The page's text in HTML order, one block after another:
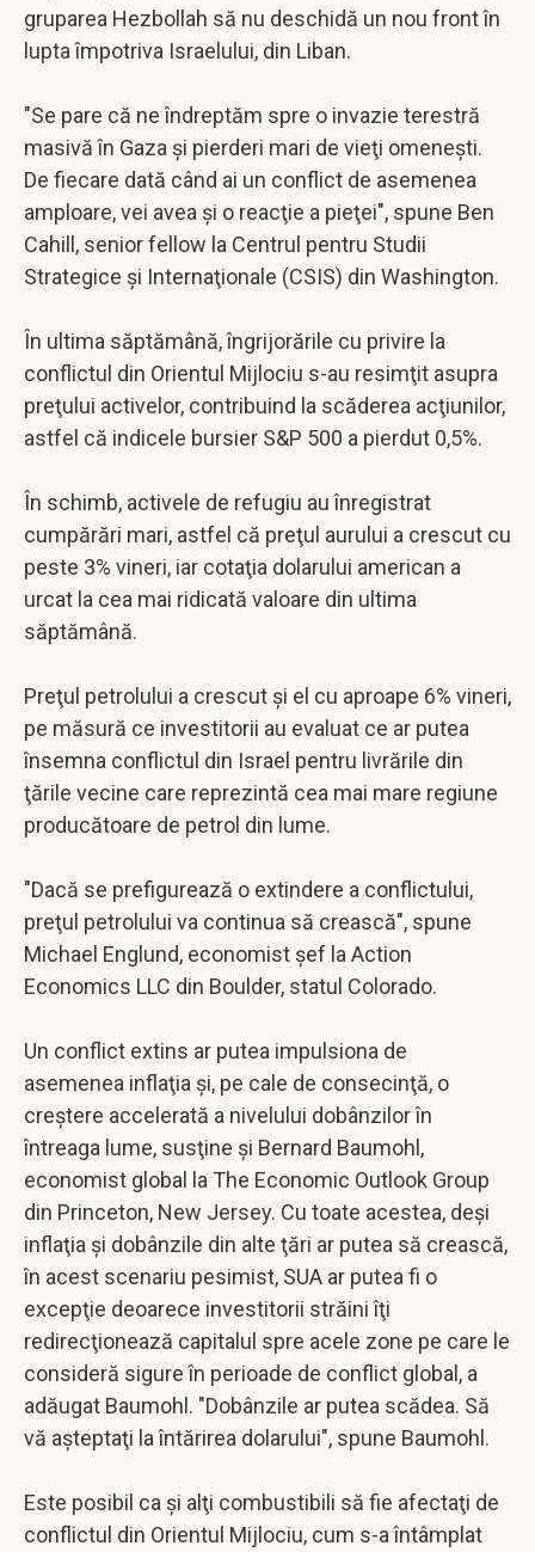
gruparea Hezbollah să nu deschidă un nou front în
lupta împotriva Israelului, din Liban.
"Se pare că ne îndreptăm spre o invazie terestră
masivă în Gaza şi pierderi mari de vieţi omeneşti.
De fiecare dată când ai un conflict de asemenea
amploare, vei avea şi o reacţie a pieţei", spune Ben
Cahill, senior fellow la Centrul pentru Studii
Strategice şi Internaţionale (CSIS) din Washington.
În ultima săptămână, îngrijorările cu privire la
conflictul din Orientul Mijlociu s-au resimţit asupra
preţului activelor, contribuind la scăderea acţiunilor,
astfel că indicele bursier S&P 500 a pierdut 0,5%.
În schimb, activele de refugiu au înregistrat
cumpărări mari, astfel că preţul aurului a crescut cu
peste 3% vineri, iar cotaţia dolarului american a
urcat la cea mai ridicată valoare din ultima
săptămână.
Preţul petrolului a crescut şi el cu aproape 6% vineri,
pe măsură ce investitorii au evaluat ce ar putea
însemna conflictul din Israel pentru livrările din
ţările vecine care reprezintă cea mai mare regiune
producătoare de petrol din lume.
"Dacă se prefigurează o extindere a conflictului,
preţul petrolului va continua să crească", spune
Michael Englund, economist şef la Action
Economics LLC din Boulder, statul Colorado.
Un conflict extins ar putea impulsiona de
asemenea inflaţia şi, pe cale de consecinţă, o
creştere accelerată a nivelului dobânzilor în
întreaga lume, susţine şi Bernard Baumohl,
economist global la The Economic Outlook Group
din Princeton, New Jersey. Cu toate acestea, deşi
inflaţia şi dobânzile din alte ţări ar putea să crească,
în acest scenariu pesimist, SUA ar putea fi o
excepţie deoarece investitorii străini îţi
redirecţionează capitalul spre acele zone pe care le
consideră sigure în perioade de conflict global, a
adăugat Baumohl. "Dobânzile ar putea scădea. Să
vă aşteptaţi la întărirea dolarului", spune Baumohl.
Este posibil ca şi alţi combustibili să fie afectaţi de
conflictul din Orientul Mijlociu, cum s-a întâmplat